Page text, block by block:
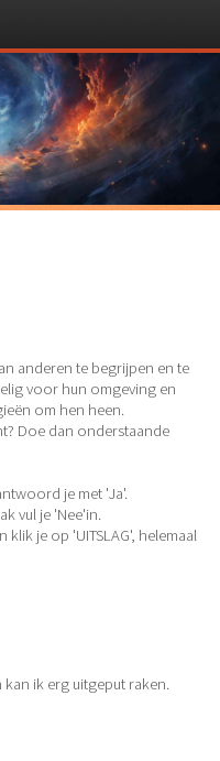
anderen te begrijpen en te
voor hun omgeving en
om hen heen.
Doe dan onderstaande
je met 'Ja'.
vul je 'Nee'in.
je op 'UITSLAG', helemaal
ik erg uitgeput raken.